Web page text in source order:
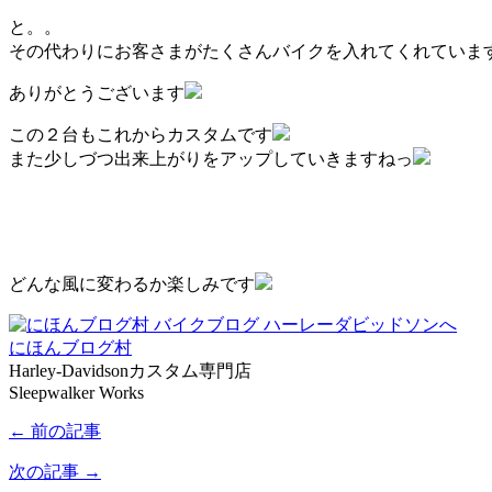
と。。
その代わりにお客さまがたくさんバイクを入れてくれていま
ありがとうございます
この２台もこれからカスタムです
また少しづつ出来上がりをアップしていきますねっ
どんな風に変わるか楽しみです
にほんブログ村
Harley-Davidsonカスタム専門店
Sleepwalker Works
← 前の記事
次の記事 →